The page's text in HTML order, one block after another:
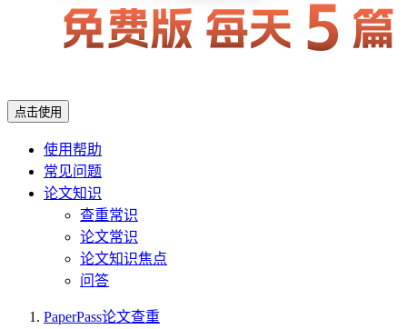
点击使用
使用帮助
常见问题
论文知识
查重常识
论文常识
论文知识焦点
问答
PaperPass论文查重